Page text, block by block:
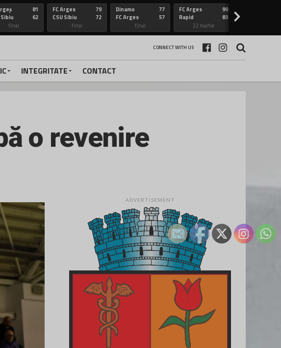
Sibiu
81
62
final
FC Arges
CSU Sibiu
79
72
final
Dinamo
FC Arges
77
57
final
FC Arges
Rapid
99
83
22 martie
>
CONNECT WITH US
INTEGRITATE CONTACT
o revenire
ADVERTISEMENT